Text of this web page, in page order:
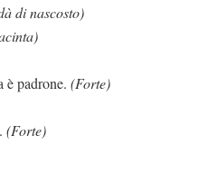
di nascosto)
(Forte)
(Forte)